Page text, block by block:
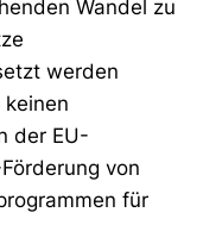
Wandel zu
werden
der EU-
von
für